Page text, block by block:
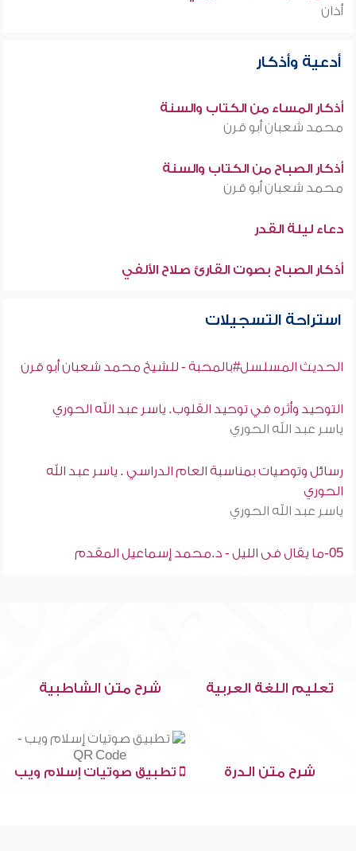
أذان
أدعية وأذكار
أذكار المساء من الكتاب والسنة
محمد شعبان أبو قرن
أذكار الصباح من الكتاب والسنة
محمد شعبان أبو قرن
دعاء ليلة القدر
أذكار الصباح بصوت القارئ صلاح الألفي
استراحة التسجيلات
الحديث المسلسل#بالمحبة - للشيخ محمد شعبان أبو قرن
التوحيد وأثره في توحيد القلوب. ياسر عبد الله الحوري
ياسر عبد الله الحوري
رسائل وتوصيات بمناسبة العام الدراسي . ياسر عبد الله
الحوري
ياسر عبد الله الحوري
05-ما يقال فى الليل - د.محمد إسماعيل المقدم
تعليم اللغة العربية شرح متن الشاطبية
شرح متن الدرة تطبيق صوتيات إسلام ويب